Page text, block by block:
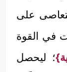
على
في القوة
؛ ليحصل